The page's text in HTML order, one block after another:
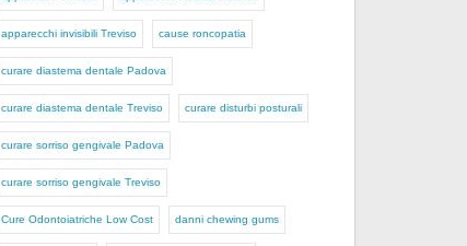
apparecchi invisibili Treviso cause roncopatia
curare diastema dentale Padova
curare diastema dentale Treviso curare disturbi posturali
curare sorriso gengivale Padova
curare sorriso gengivale Treviso
Cure Odontoiatriche Low Cost danni chewing gums